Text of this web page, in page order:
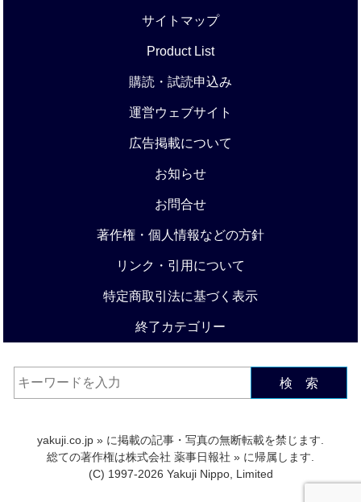
サイトマップ
Product List
購読・試読申込み
運営ウェブサイト
広告掲載について
お知らせ
お問合せ
著作権・個人情報などの方針
リンク・引用について
特定商取引法に基づく表示
終了カテゴリー
検 索
yakuji.co.jp » に掲載の記事・写真の無断転載を禁じます.
総ての著作権は株式会社 薬事日報社 » に帰属します.
(C) 1997-2026 Yakuji Nippo, Limited